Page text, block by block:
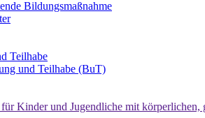
Bildungsmaßnahme
Teilhabe
und Teilhabe (BuT)
Kinder und Jugendliche mit körperlichen,